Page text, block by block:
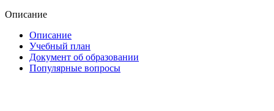
Описание
Описание
Учебный план
Документ об образовании
Популярные вопросы